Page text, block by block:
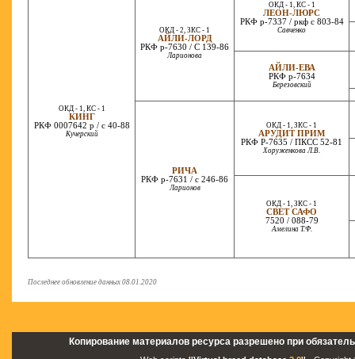
ОКД - 1, КС - 1
КИНГ
РКФ 0007642 р / с 40-88
Кучерский
ОКД - 2, ЗКС - 1
АЙЛИ-ЛОРД
РКФ р-7630 / С 139-86
Ларионова
ОКД - 1, КС - 1
ЛЕОН-ЛЮРС
РКФ р-7337 / ркф с 803-84
Савченко
АЙЛИ-ЕВА
РКФ р-7634
Березовский
РИЧА
РКФ р-7631 / c 246-86
Ларионов
ОКД - 1, ЗКС - 1
АРУДИТ ПРИМ
РКФ Р-7635 / ПКСС 52-81
Хоруженкова Л.В.
ОКД - 1, ЗКС - 1
СВЕТ САФО
7520 / 088-79
Амелина Т.Ф.
Последнее обновление данных 08.01.2020
Копирование материалов ресурса разрешено при